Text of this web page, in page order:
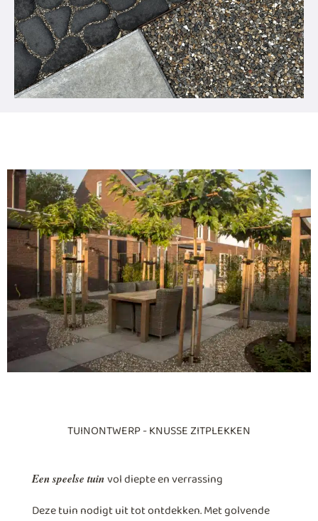
TUINONTWERP - KNUSSE ZITPLEKKEN
Een speelse tuinvol diepte en verrassing
Deze tuin nodigt uit tot ontdekken. Met golvende